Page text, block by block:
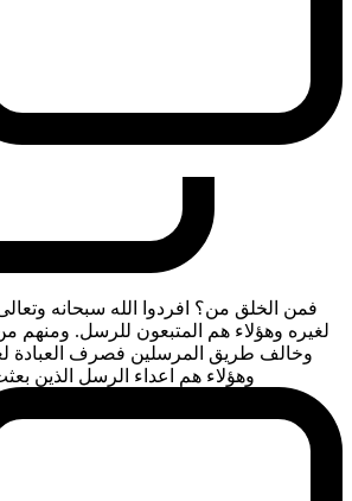
فمن الخلق من؟ افردوا الله سبحانه
لغيره وهؤلاء هم المتبعون للرسل. ومنهم
وخالف طريق المرسلين فصرف العبادة
وهؤلاء هم اعداء الرسل الذين